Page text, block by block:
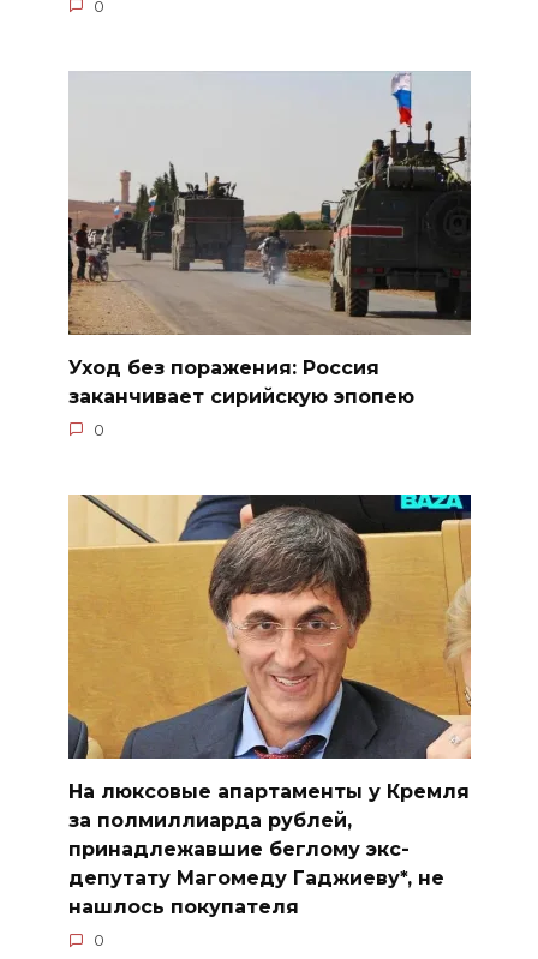
0
Уход без поражения: Россия
заканчивает сирийскую эпопею
0
На люксовые апартаменты у Кремля
за полмиллиарда рублей,
принадлежавшие беглому экс-
депутату Магомеду Гаджиеву*, не
нашлось покупателя
0